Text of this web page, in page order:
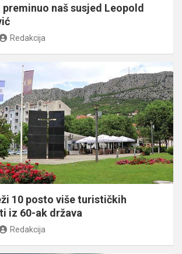
preminuo naš susjed Leopold
Redakcija
10 posto više turističkih
iz 60-ak država
Redakcija